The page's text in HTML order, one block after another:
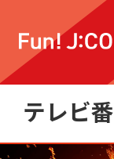
テレビ